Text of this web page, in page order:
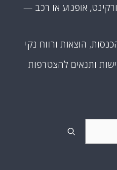
אופנוע או רכב —
הוצאות ורווח נקי
ותנאים להצטרפות